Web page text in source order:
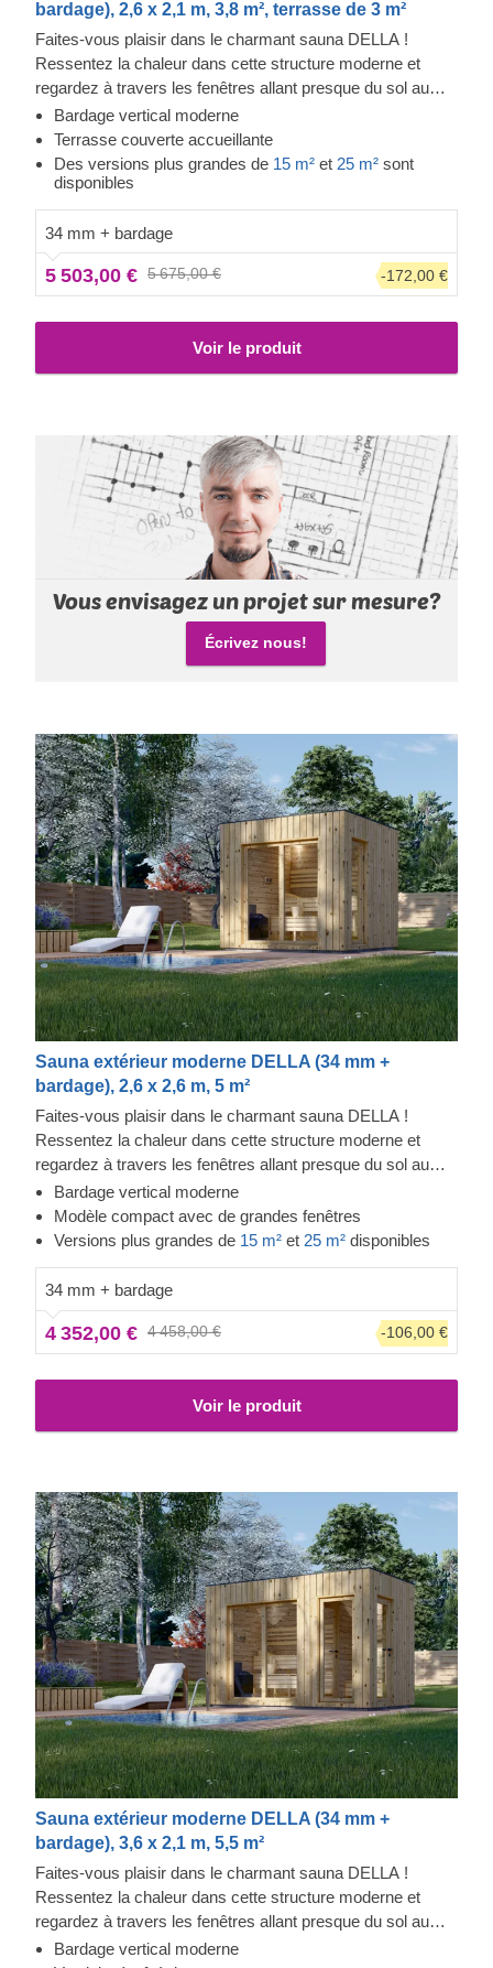
bardage), 2,6 x 2,1 m, 3,8 m², terrasse de 3 m²
Faites-vous plaisir dans le charmant sauna DELLA !
Ressentez la chaleur dans cette structure moderne et
regardez à travers les fenêtres allant presque du sol au
plafond tout en sentant le stress quitter votre corps. Le
bardage ajoute une autre couche, qui contribue à la solidité
et à l'isolation de la construction, tout en créant un aspect
élégant et propre. La terrasse couverte offre un espace
supplémentaire pour se reposer et se rafraîchir après le
sauna.
Bardage vertical moderne
Terrasse couverte accueillante
Des versions plus grandes de 15 m² et 25 m² sont
disponibles
34 mm + bardage
5 503,00 € 5 675,00 € -172,00 €
Voir le produit
Vous envisagez un projet sur mesure?
Écrivez nous!
Sauna extérieur moderne DELLA (34 mm +
bardage), 2,6 x 2,6 m, 5 m²
Faites-vous plaisir dans le charmant sauna DELLA !
Ressentez la chaleur dans cette structure moderne et
regardez à travers les fenêtres allant presque du sol au
plafond tout en sentant le stress quitter votre corps. Le
bardage ajoute une autre couche, qui contribue à la solidité
et à l'isolation de la construction, tout en créant un aspect
s'accumuler, et le bois de conifères à croissance lente
permet à la chaleur de rester à l'intérieur.
Bardage vertical moderne
Modèle compact avec de grandes fenêtres
Versions plus grandes de 15 m² et 25 m² disponibles
34 mm + bardage
4 352,00 € 4 458,00 € -106,00 €
Voir le produit
Sauna extérieur moderne DELLA (34 mm +
bardage), 3,6 x 2,1 m, 5,5 m²
Faites-vous plaisir dans le charmant sauna DELLA !
Ressentez la chaleur dans cette structure moderne et
regardez à travers les fenêtres allant presque du sol au
plafond tout en sentant le stress quitter votre corps. Le
Bardage vertical moderne